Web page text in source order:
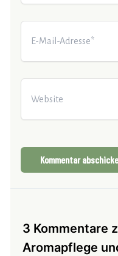
E-
Mail-
3 Kommentare
Aromapflege